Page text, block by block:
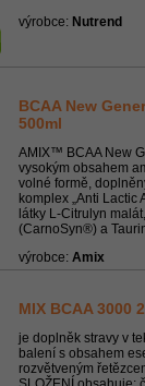
výrobce: Nutrend
BCAA New
500ml
AMIX™ BCAA New
vysokým obsahem
volné formě,
komplex „Anti Lactic
látky L-Citrulyn
(CarnoSyn®) a
výrobce: Amix
MIX BCAA 3000
je doplněk stravy v
balení s obsahem
rozvětveným